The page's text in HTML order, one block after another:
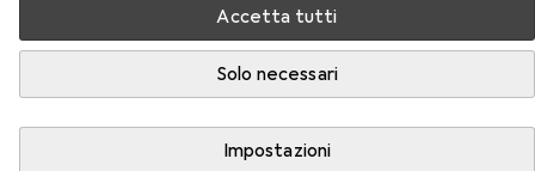
Accetta tutti
Solo necessari
Impostazioni
«Toniebox Lite»: Tonies lancia una
variante economica